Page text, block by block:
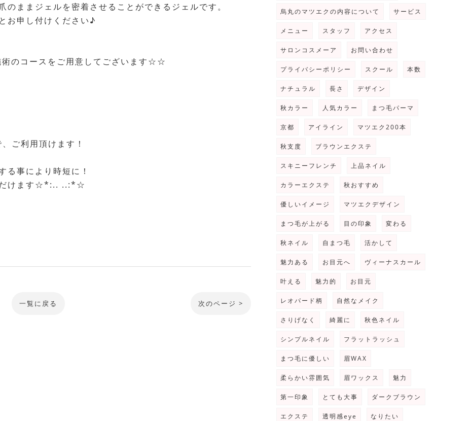
ままジェルを密着させることができるジェルです。
お申し付けください♪
のコースをご用意してございます☆☆
用頂けます！
る事により時短に！
だけます☆*:.. ..:*☆
一覧に戻る 次のページ >
烏丸のマツエクの内容について サービス
メニュー スタッフ アクセス
サロンコスメーア お問い合わせ
プライバシーポリシー スクール 本数
ナチュラル 長さ デザイン
秋カラー 人気カラー まつ毛パーマ
京都 アイライン マツエク200本
秋支度 ブラウンエクステ
スキニーフレンチ 上品ネイル
カラーエクステ 秋おすすめ
優しいイメージ マツエクデザイン
まつ毛が上がる 目の印象 変わる
秋ネイル 自まつ毛 活かして
魅力ある お目元へ ヴィーナスカール
叶える 魅力的 お目元
レオパード柄 自然なメイク
さりげなく 綺麗に 秋色ネイル
シンプルネイル フラットラッシュ
まつ毛に優しい 眉WAX
柔らかい雰囲気 眉ワックス 魅力
第一印象 とても大事 ダークブラウン
エクステ 透明感eye なりたい